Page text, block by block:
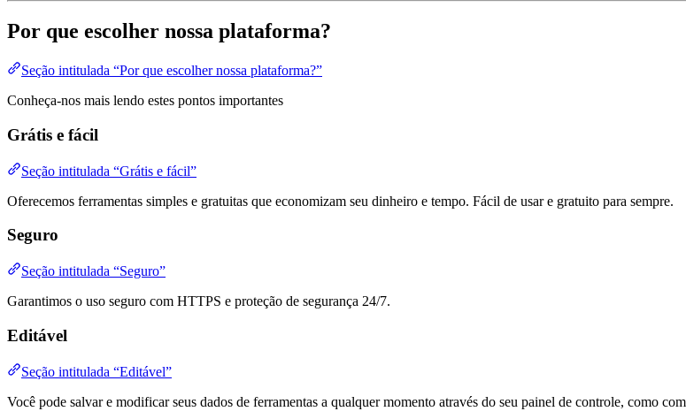
Por que escolher nossa plataforma?
Seção intitulada “Por que escolher nossa plataforma?”
Conheça-nos mais lendo estes pontos importantes
Grátis e fácil
Seção intitulada “Grátis e fácil”
Oferecemos ferramentas simples e gratuitas que economizam seu dinheiro e tempo. Fácil de usar e gratuito para sempre.
Seguro
Seção intitulada “Seguro”
Garantimos o uso seguro com HTTPS e proteção de segurança 24/7.
Editável
Seção intitulada “Editável”
Você pode salvar e modificar seus dados de ferramentas a qualquer momento através do seu painel de controle, como